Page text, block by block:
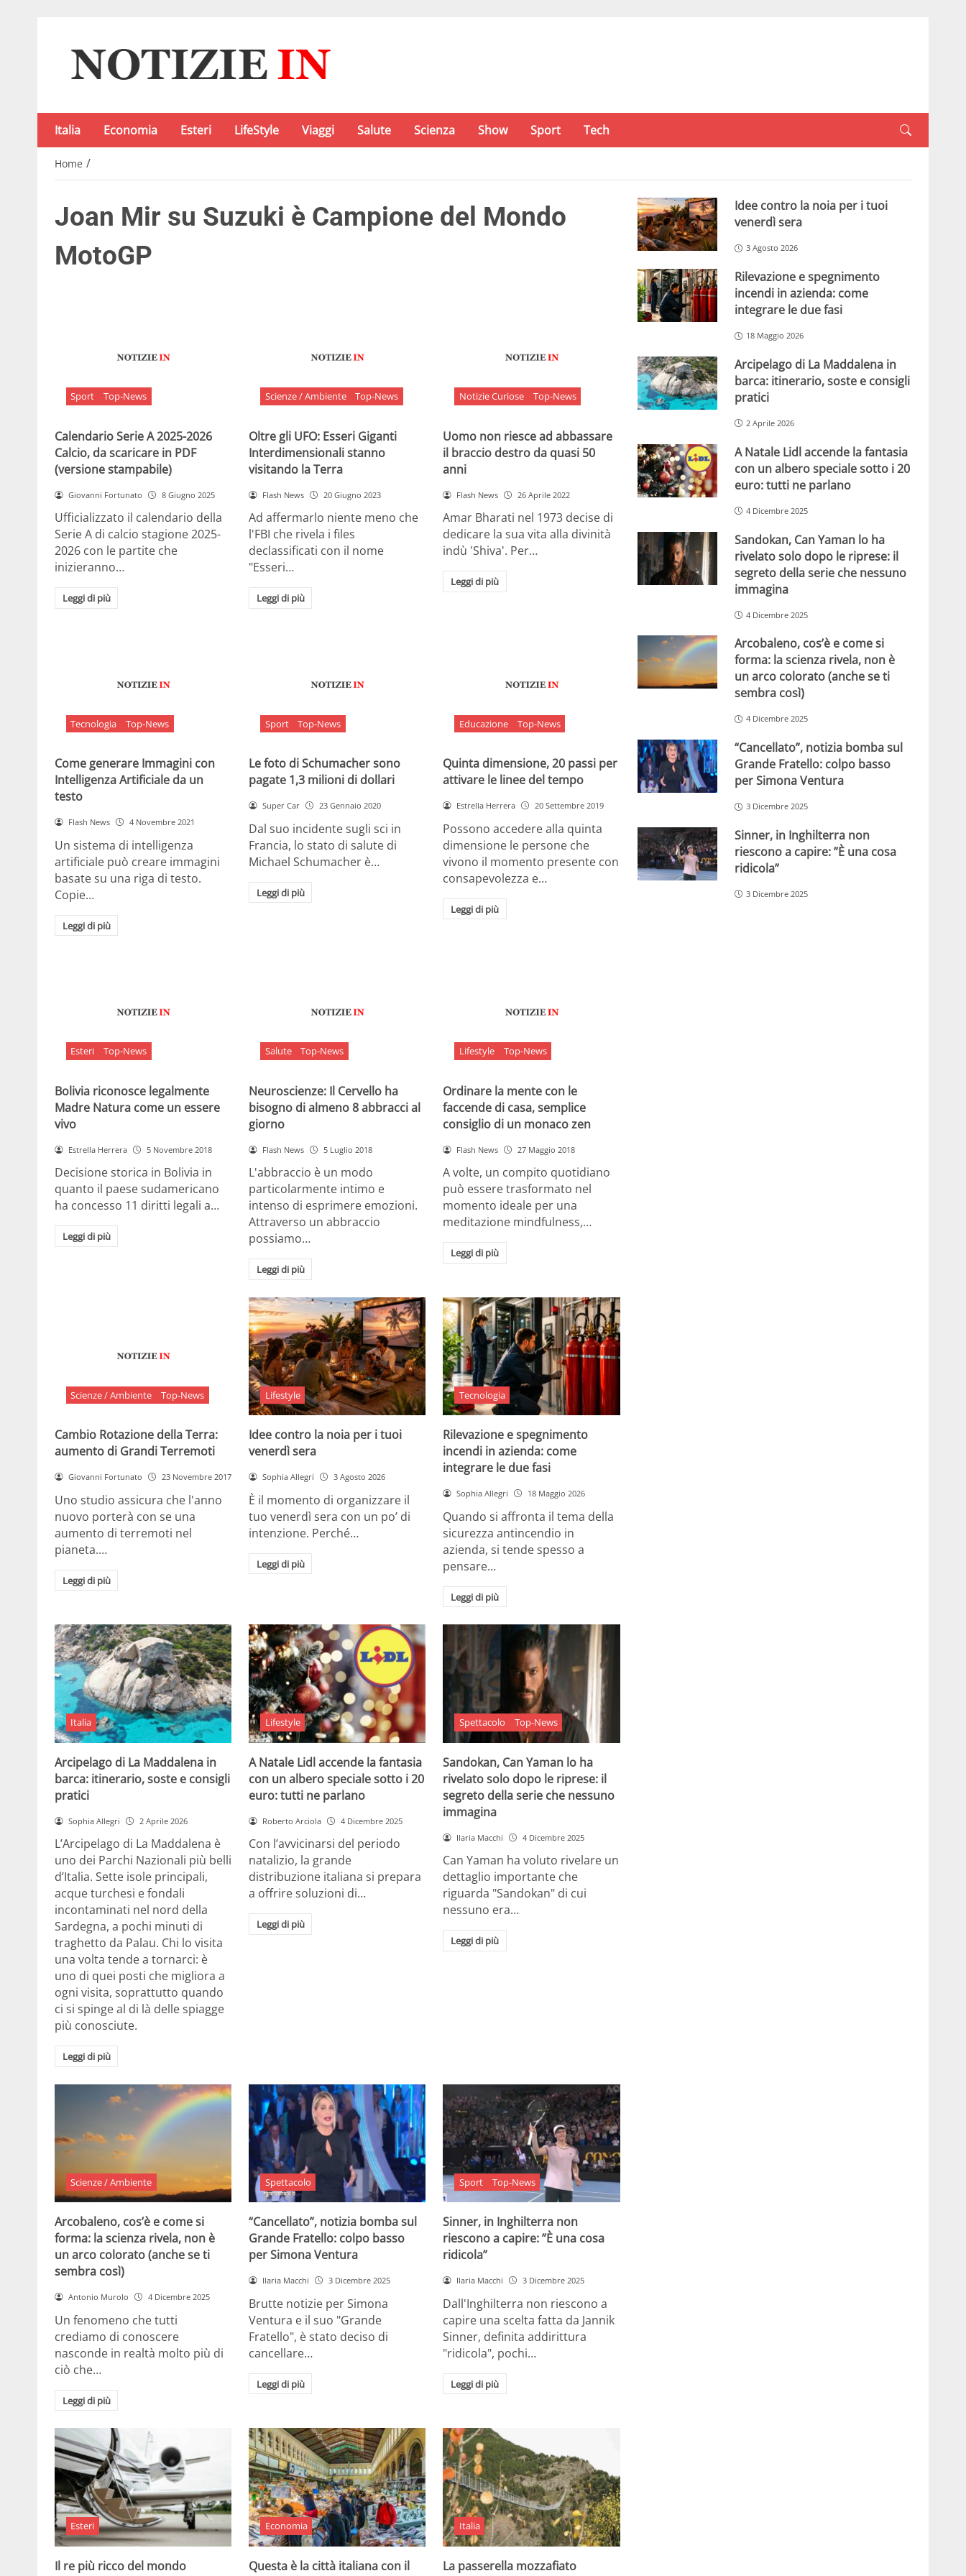
Italia Economia Esteri LifeStyle Viaggi Salute Scienza Show Sport Tech
Home /
Joan Mir su Suzuki è Campione del Mondo
MotoGP
Sport Top-News
Calendario Serie A 2025-2026
Calcio, da scaricare in PDF
(versione stampabile)
Giovanni Fortunato 8 Giugno 2025
Ufficializzato il calendario della
Serie A di calcio stagione 2025-
2026 con le partite che
inizieranno…
Leggi di più
Scienze / Ambiente Top-News
Oltre gli UFO: Esseri Giganti
Interdimensionali stanno
visitando la Terra
Flash News 20 Giugno 2023
Ad affermarlo niente meno che
l'FBI che rivela i files
declassificati con il nome
"Esseri…
Leggi di più
Notizie Curiose Top-News
Uomo non riesce ad abbassare
il braccio destro da quasi 50
anni
Flash News 26 Aprile 2022
Amar Bharati nel 1973 decise di
dedicare la sua vita alla divinità
indù 'Shiva'. Per…
Leggi di più
Tecnologia Top-News
Come generare Immagini con
Intelligenza Artificiale da un
testo
Flash News 4 Novembre 2021
Un sistema di intelligenza
artificiale può creare immagini
basate su una riga di testo.
Copie…
Leggi di più
Sport Top-News
Le foto di Schumacher sono
pagate 1,3 milioni di dollari
Super Car 23 Gennaio 2020
Dal suo incidente sugli sci in
Francia, lo stato di salute di
Michael Schumacher è…
Leggi di più
Educazione Top-News
Quinta dimensione, 20 passi per
attivare le linee del tempo
Estrella Herrera 20 Settembre 2019
Possono accedere alla quinta
dimensione le persone che
vivono il momento presente con
consapevolezza e…
Leggi di più
Esteri Top-News
Bolivia riconosce legalmente
Madre Natura come un essere
vivo
Estrella Herrera 5 Novembre 2018
Decisione storica in Bolivia in
quanto il paese sudamericano
ha concesso 11 diritti legali a…
Leggi di più
Salute Top-News
Neuroscienze: Il Cervello ha
bisogno di almeno 8 abbracci al
giorno
Flash News 5 Luglio 2018
L'abbraccio è un modo
particolarmente intimo e
intenso di esprimere emozioni.
Attraverso un abbraccio
possiamo…
Leggi di più
Lifestyle Top-News
Ordinare la mente con le
faccende di casa, semplice
consiglio di un monaco zen
Flash News 27 Maggio 2018
A volte, un compito quotidiano
può essere trasformato nel
momento ideale per una
meditazione mindfulness,…
Leggi di più
Scienze / Ambiente Top-News
Cambio Rotazione della Terra:
aumento di Grandi Terremoti
Giovanni Fortunato 23 Novembre 2017
Uno studio assicura che l'anno
nuovo porterà con se una
aumento di terremoti nel
pianeta.…
Leggi di più
Lifestyle
Idee contro la noia per i tuoi
venerdì sera
Sophia Allegri 3 Agosto 2026
È il momento di organizzare il
tuo venerdì sera con un po’ di
intenzione. Perché…
Leggi di più
Tecnologia
Rilevazione e spegnimento
incendi in azienda: come
integrare le due fasi
Sophia Allegri 18 Maggio 2026
Quando si affronta il tema della
sicurezza antincendio in
azienda, si tende spesso a
pensare…
Leggi di più
Italia
Arcipelago di La Maddalena in
barca: itinerario, soste e consigli
pratici
Sophia Allegri 2 Aprile 2026
L’Arcipelago di La Maddalena è
uno dei Parchi Nazionali più belli
d’Italia. Sette isole principali,
acque turchesi e fondali
incontaminati nel nord della
Sardegna, a pochi minuti di
traghetto da Palau. Chi lo visita
una volta tende a tornarci: è
uno di quei posti che migliora a
ogni visita, soprattutto quando
ci si spinge al di là delle spiagge
più conosciute.
Leggi di più
Lifestyle
A Natale Lidl accende la fantasia
con un albero speciale sotto i 20
euro: tutti ne parlano
Roberto Arciola 4 Dicembre 2025
Con l’avvicinarsi del periodo
natalizio, la grande
distribuzione italiana si prepara
a offrire soluzioni di…
Leggi di più
Spettacolo Top-News
Sandokan, Can Yaman lo ha
rivelato solo dopo le riprese: il
segreto della serie che nessuno
immagina
Ilaria Macchi 4 Dicembre 2025
Can Yaman ha voluto rivelare un
dettaglio importante che
riguarda "Sandokan" di cui
nessuno era…
Leggi di più
Scienze / Ambiente
Arcobaleno, cos’è e come si
forma: la scienza rivela, non è
un arco colorato (anche se ti
sembra così)
Antonio Murolo 4 Dicembre 2025
Un fenomeno che tutti
crediamo di conoscere
nasconde in realtà molto più di
ciò che…
Leggi di più
Spettacolo
“Cancellato”, notizia bomba sul
Grande Fratello: colpo basso
per Simona Ventura
Ilaria Macchi 3 Dicembre 2025
Brutte notizie per Simona
Ventura e il suo "Grande
Fratello", è stato deciso di
cancellare…
Leggi di più
Sport Top-News
Sinner, in Inghilterra non
riescono a capire: ”È una cosa
ridicola”
Ilaria Macchi 3 Dicembre 2025
Dall'Inghilterra non riescono a
capire una scelta fatta da Jannik
Sinner, definita addirittura
"ridicola", pochi…
Leggi di più
Esteri
Il re più ricco del mondo
Economia
Questa è la città italiana con il
Italia
La passerella mozzafiato
Idee contro la noia per i tuoi
venerdì sera
3 Agosto 2026
Rilevazione e spegnimento
incendi in azienda: come
integrare le due fasi
18 Maggio 2026
Arcipelago di La Maddalena in
barca: itinerario, soste e consigli
pratici
2 Aprile 2026
A Natale Lidl accende la fantasia
con un albero speciale sotto i 20
euro: tutti ne parlano
4 Dicembre 2025
Sandokan, Can Yaman lo ha
rivelato solo dopo le riprese: il
segreto della serie che nessuno
immagina
4 Dicembre 2025
Arcobaleno, cos’è e come si
forma: la scienza rivela, non è
un arco colorato (anche se ti
sembra così)
4 Dicembre 2025
“Cancellato”, notizia bomba sul
Grande Fratello: colpo basso
per Simona Ventura
3 Dicembre 2025
Sinner, in Inghilterra non
riescono a capire: ”È una cosa
ridicola”
3 Dicembre 2025